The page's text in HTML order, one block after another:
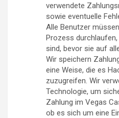
verwendete
sowie eventuelle
Alle Benutzer
Prozess
sind, bevor sie auf
Wir speichern
eine Weise, die es
zuzugreifen. Wir
Technologie, um
Zahlung im Vegas
ob es sich um eine